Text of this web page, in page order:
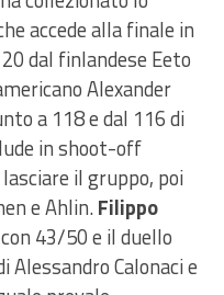
accede alla finale in
dal finlandese Eeto
Alexander
a 118 e dal 116 di
in shoot-off
il gruppo, poi
e Ahlin.Filippo
43/50 e il duello
Calonaci e